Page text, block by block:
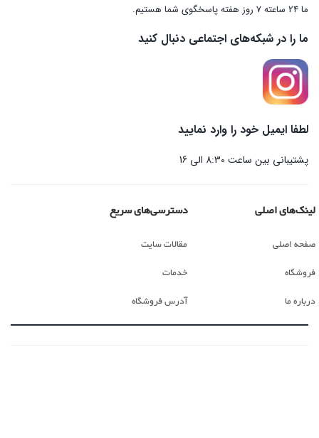
ما 24 ساعته 7 روز هفته پاسخگوی شما هستیم.
ما را در شبکه‌های اجتماعی دنبال کنید
لطفا ایمیل خود را وارد نمایید
پشتیبانی بین ساعت 8:30 الی 16
لینک‌های اصلی
صفحه اصلی
فروشگاه
درباره ما
دسترسی‌های سریع
مقالات سایت
خدمات
آدرس فروشگاه